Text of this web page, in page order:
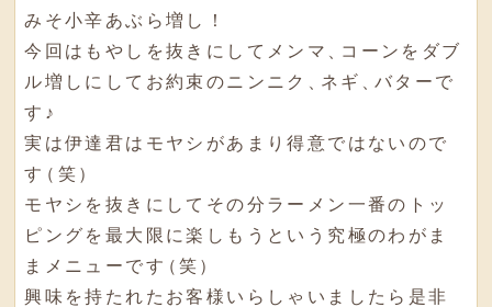
みそ小辛あぶら増し！
今回はもやしを抜きにしてメンマ
、コーンをダブ
ル増しにしてお約束のニンニク
、ネギ 、バターで
す♪
実は伊達君はモヤシがあまり得意ではないので
す（ 笑 ）
モヤシを抜きにしてその分ラーメン一番のトッ
ピングを最大限に楽しもうという究極のわがま
まメニューです（笑 ）
興味を持たれたお客様いらしゃいましたら是非